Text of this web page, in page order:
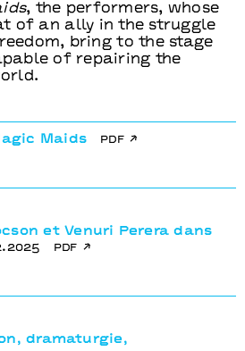
, the performers, whose
of an ally in the struggle
bring to the stage
of repairing the
Maids pdf
et Venuri Perera dans
pdf
dramaturgie,